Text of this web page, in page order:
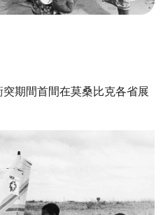
期間首間在莫桑比克各省展